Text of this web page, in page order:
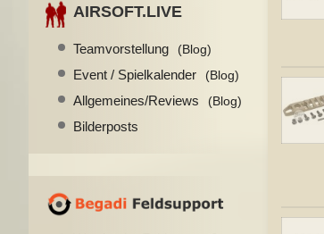
AIRSOFT.LIVE
Teamvorstellung (Blog)
Event / Spielkalender (Blog)
Allgemeines/Reviews (Blog)
Bilderposts